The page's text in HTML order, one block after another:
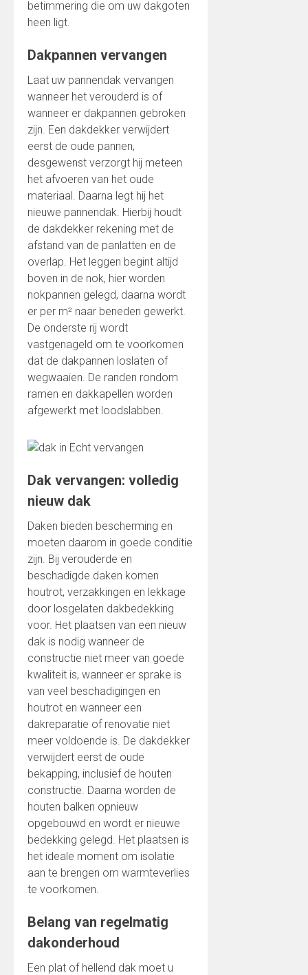
betimmering die om uw dakgoten
heen ligt.
Dakpannen vervangen
Laat uw pannendak vervangen
wanneer het verouderd is of
wanneer er dakpannen gebroken
zijn. Een dakdekker verwijdert
eerst de oude pannen,
desgewenst verzorgt hij meteen
het afvoeren van het oude
materiaal. Daarna legt hij het
nieuwe pannendak. Hierbij houdt
de dakdekker rekening met de
afstand van de panlatten en de
overlap. Het leggen begint altijd
boven in de nok, hier worden
nokpannen gelegd, daarna wordt
er per m² naar beneden gewerkt.
De onderste rij wordt
vastgenageld om te voorkomen
dat de dakpannen loslaten of
wegwaaien. De randen rondom
ramen en dakkapellen worden
afgewerkt met loodslabben.
Dak vervangen: volledig
nieuw dak
Daken bieden bescherming en
moeten daarom in goede conditie
zijn. Bij verouderde en
beschadigde daken komen
houtrot, verzakkingen en lekkage
door losgelaten dakbedekking
voor. Het plaatsen van een nieuw
dak is nodig wanneer de
constructie niet meer van goede
kwaliteit is, wanneer er sprake is
van veel beschadigingen en
houtrot en wanneer een
dakreparatie of renovatie niet
meer voldoende is. De dakdekker
verwijdert eerst de oude
bekapping, inclusief de houten
constructie. Daarna worden de
houten balken opnieuw
opgebouwd en wordt er nieuwe
bedekking gelegd. Het plaatsen is
het ideale moment om isolatie
aan te brengen om warmteverlies
te voorkomen.
Belang van regelmatig
dakonderhoud
Een plat of hellend dak moet u